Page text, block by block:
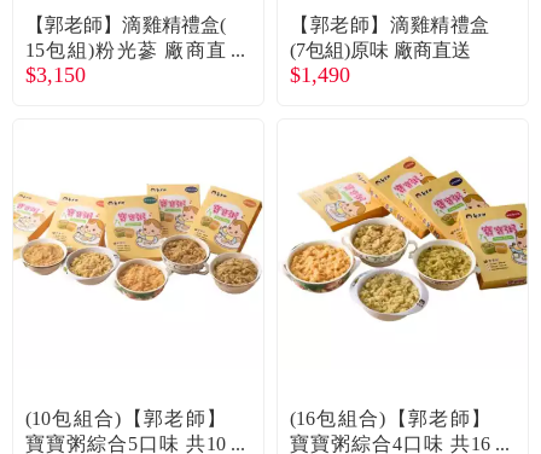
常見問題
【郭老師】滴雞精禮盒(
15包組)粉光蔘 廠商直
送
$3,150
【郭老師】滴雞精禮盒
(7包組)原味 廠商直送
$1,490
(10包組合)【郭老師】
寶寶粥綜合5口味 共10
(16包組合)【郭老師】
寶寶粥綜合4口味 共16